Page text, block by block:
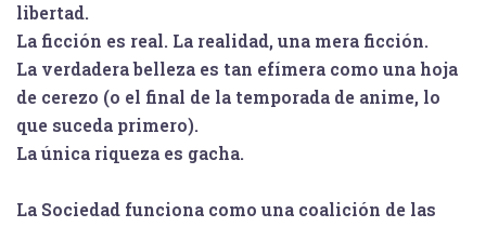
libertad.
La ficción es real. La realidad, una mera ficción.
La verdadera belleza es tan efímera como una hoja
de cerezo (o el final de la temporada de anime, lo
que suceda primero).
La única riqueza es gacha.
La Sociedad funciona como una coalición de las